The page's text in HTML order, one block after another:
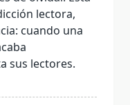
lectora,
cuando una
sus lectores.